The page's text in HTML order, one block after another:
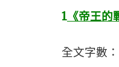
1 《帝王
全文字數